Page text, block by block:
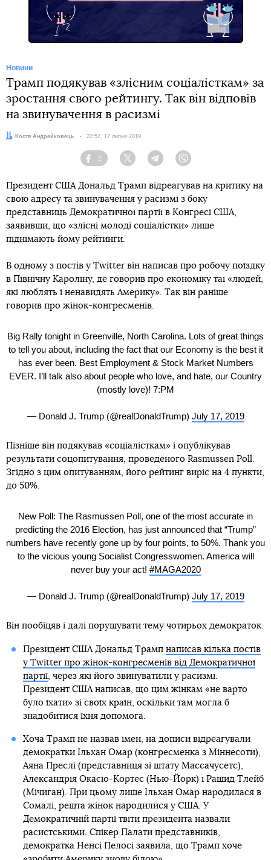
Новини
Трамп подякував «злісним соціалісткам» за
зростання свого рейтингу. Так він відповів
на звинувачення в расизмі
Автор:Костя Андрейковець Дата:
22:52, 17 липня 2019
Facebook
2
Twitter TelegramViber
Президент США Дональд Трамп відреагував на критику на
свою адресу та звинувачення у расизмі з боку
представниць Демократичної партії в Конгресі США,
заявивши, що «злісні молоді соціалістки» лише
піднімають йому рейтинги.
В одному з постів у Twitter він написав про робочу поїздку
в Північну Кароліну, де говорив про економіку таі «людей,
які люблять і ненавидять Америку». Так він раніше
говорив про жінок-конгресменів.
Big Rally tonight in Greenville, North Carolina. Lots of great things
to tell you about, including the fact that our Economy is the best it
has ever been. Best Employment & Stock Market Numbers
EVER. I’ll talk also about people who love, and hate, our Country
(mostly love)! 7:PM
— Donald J. Trump (@realDonaldTrump) July 17, 2019
Пізніше він подякував «соціалісткам» і опублікував
результати соцопитування, проведеного Rasmussen Poll.
Згідно з цим опитуванням, його рейтинг виріс на 4 пункти,
до 50%.
New Poll: The Rasmussen Poll, one of the most accurate in
predicting the 2016 Election, has just announced that “Trump”
numbers have recently gone up by four points, to 50%. Thank you
to the vicious young Socialist Congresswomen. America will
never buy your act! #MAGA2020
— Donald J. Trump (@realDonaldTrump) July 17, 2019
Він пообіцяв і далі порушувати тему чотирьох демократок.
Президент США Дональд Трамп написав кілька постів
у Twitter про жінок-конгресменів від Демократичної
партії, через які його звинуватили у расизмі.
Президент США написав, що цим жінкам «не варто
було їхати» зі своїх країн, оскільки там могла б
знадобитися їхня допомога.
Хоча Трамп не назвав імен, на дописи відреагували
демократки Ільхан Омар (конгресменка з Міннесоти),
Аяна Преслі (представниця зі штату Массачусетс),
Александрія Окасіо-Кортес (Нью-Йорк) і Рашид Тлейб
(Мічиган). При цьому лише Ільхан Омар народилася в
Сомалі, решта жінок народилися у США. У
Демократичній партії твіти президента назвали
расистськими. Спікер Палати представників,
демократка Ненсі Пелосі заявила, що Трамп хоче